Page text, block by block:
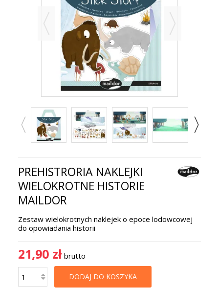
PREHISTRORIA NAKLEJKI
WIELOKROTNE HISTORIE
MAILDOR
Zestaw wielokrotnych naklejek o epoce lodowcowej
do opowiadania historii
21,90 zł brutto
DODAJ DO KOSZYKA